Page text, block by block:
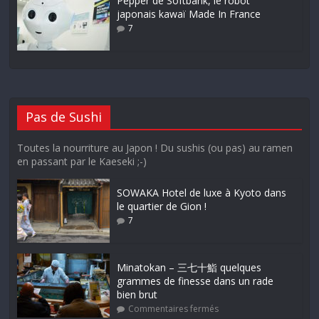
japonais kawaï Made In France
7
Pas de Sushi
Toutes la nourriture au Japon ! Du sushis (ou pas) au ramen
en passant par le Kaeseki ;-)
SOWAKA Hotel de luxe à Kyoto dans
le quartier de Gion !
7
Minatokan – 三七十鮨 quelques
grammes de finesse dans un rade
bien brut
Commentaires fermés